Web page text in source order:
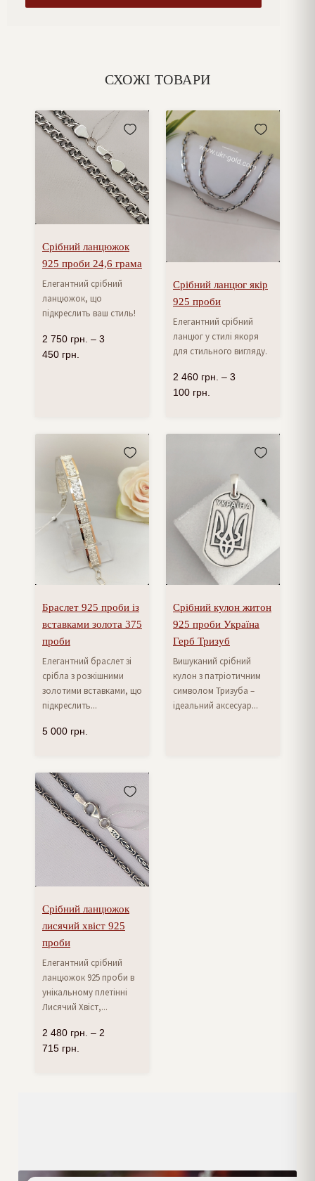
СХОЖІ ТОВАРИ
Срібний ланцюжок
925 проби 24,6 грама
Елегантний срібний
ланцюжок, що
підкреслить ваш стиль!
2 750 грн. – 3
450 грн.
Срібний ланцюг якір
925 проби
Елегантний срібний
ланцюг у стилі якоря
для стильного вигляду.
2 460 грн. – 3
100 грн.
Браслет 925 проби із
вставками золота 375
проби
Елегантний браслет зі
срібла з розкішними
золотими вставками, що
підкреслить...
5 000 грн.
Срібний кулон житон
925 проби Україна
Герб Тризуб
Вишуканий срібний
кулон з патріотичним
символом Тризуба –
ідеальний аксесуар...
Срібний ланцюжок
лисячий хвіст 925
проби
Елегантний срібний
ланцюжок 925 проби в
унікальному плетінні
Лисячий Хвіст,...
2 480 грн. – 2
715 грн.